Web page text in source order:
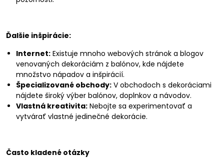
Ďalšie inšpirácie:
Internet: Existuje mnoho webových stránok a blogov
venovaných dekoráciám z balónov, kde nájdete
množstvo nápadov a inšpirácií.
Špecializované obchody: V obchodoch s dekoráciami
nájdete široký výber balónov, doplnkov a návodov.
Vlastná kreativita: Nebojte sa experimentovať a
vytvárať vlastné jedinečné dekorácie.
Často kladené otázky